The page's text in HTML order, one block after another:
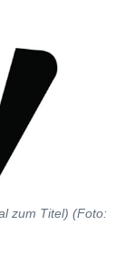
zum Titel) (Foto: